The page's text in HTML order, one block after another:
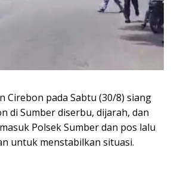
Cirebon pada Sabtu (30/8) siang
di Sumber diserbu, dijarah, dan
Polsek Sumber dan pos lalu
untuk menstabilkan situasi.